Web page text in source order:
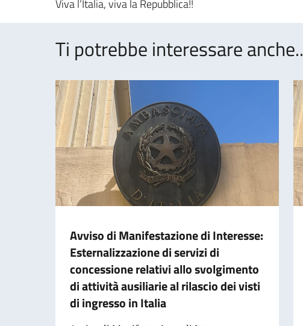
Viva l’Italia, viva la Repubblica!!
Ti potrebbe interessare anche..
Avviso di Manifestazione di Interesse:
Esternalizzazione di servizi di
concessione relativi allo svolgimento
di attività ausiliarie al rilascio dei visti
di ingresso in Italia